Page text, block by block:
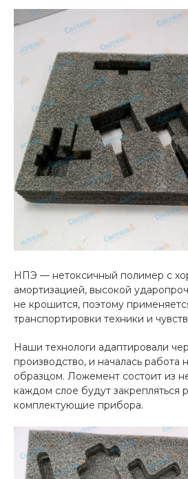
НПЭ — нетоксичный полимер с
амортизацией, высокой
не крошится, поэтому
транспортировки техники и
Наши технологи адаптировали
производство, и началась работа
образцом. Ложемент состоит из
каждом слое будут закрепляться
комплектующие прибора.